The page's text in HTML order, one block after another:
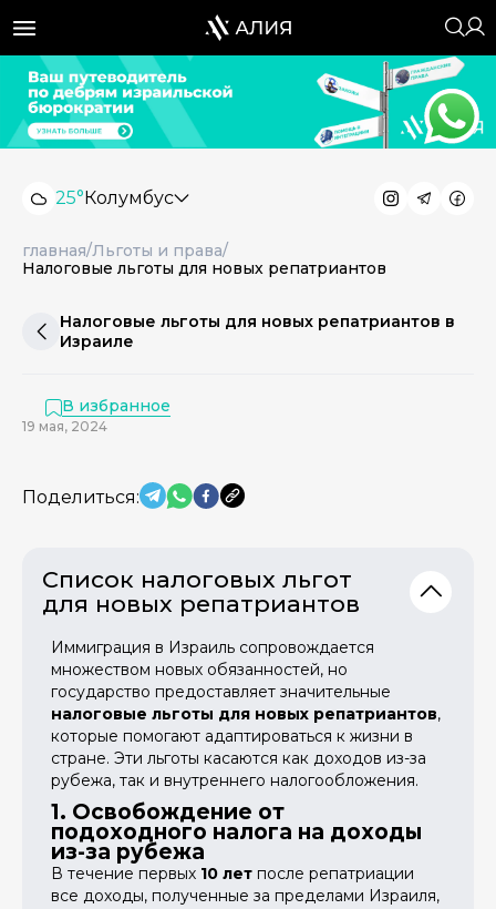
25° Колумбус
главная/Льготы и права/
Налоговые льготы для новых репатриантов
Налоговые льготы для новых репатриантов в
Израиле
19 мая, 2024
В избранное
Поделиться:
Список налоговых льгот
для новых репатриантов
Иммиграция в Израиль сопровождается
множеством новых обязанностей, но
государство предоставляет значительные
налоговые льготы для новых репатриантов,
которые помогают адаптироваться к жизни в
стране. Эти льготы касаются как доходов из-за
рубежа, так и внутреннего налогообложения.
1. Освобождение от
подоходного налога на доходы
из-за рубежа
В течение первых 10 лет после репатриации
все доходы, полученные за пределами Израиля,